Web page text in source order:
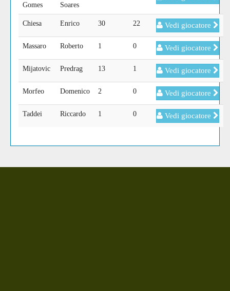
Gomes
Soares
Chiesa Enrico 30 22 Vedi giocatore
Massaro Roberto 1 0 Vedi giocatore
Mijatovic Predrag 13 1 Vedi giocatore
Morfeo Domenico 2 0 Vedi giocatore
Taddei Riccardo 1 0 Vedi giocatore